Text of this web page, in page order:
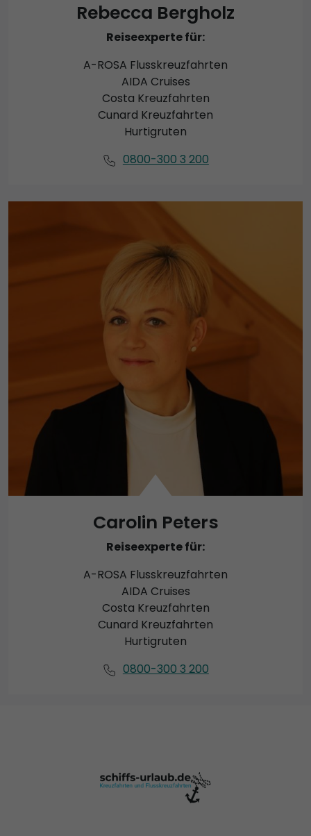
Rebecca Bergholz
Reiseexperte für:
A-ROSA Flusskreuzfahrten
AIDA Cruises
Costa Kreuzfahrten
Cunard Kreuzfahrten
Hurtigruten
0800-300 3 200
Carolin Peters
Reiseexperte für:
A-ROSA Flusskreuzfahrten
AIDA Cruises
Costa Kreuzfahrten
Cunard Kreuzfahrten
Hurtigruten
0800-300 3 200